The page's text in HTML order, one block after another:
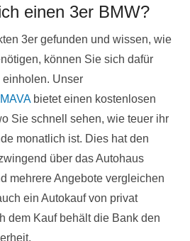
einen 3er BMW?
3er gefunden und wissen, wie
können Sie sich dafür
Unser
bietet einen kostenlosen
Sie schnell sehen, wie teuer ihr
monatlich ist. Dies hat den
über das Autohaus
mehrere Angebote vergleichen
ein Autokauf von privat
dem Kauf behält die Bank den